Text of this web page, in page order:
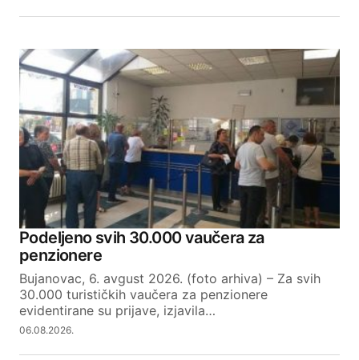
Podeljeno svih 30.000 vaučera za
penzionere
Bujanovac, 6. avgust 2026. (foto arhiva) – Za svih
30.000 turističkih vaučera za penzionere
evidentirane su prijave, izjavila…
06.08.2026.